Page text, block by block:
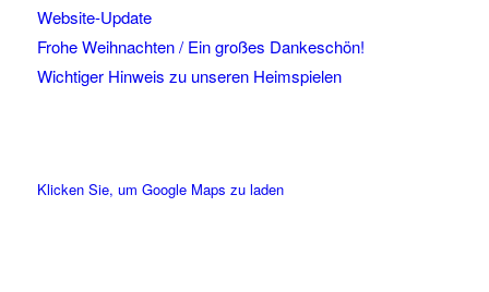
Website-Update
Frohe Weihnachten / Ein großes Dankeschön!
Wichtiger Hinweis zu unseren Heimspielen
Klicken Sie, um Google Maps zu laden